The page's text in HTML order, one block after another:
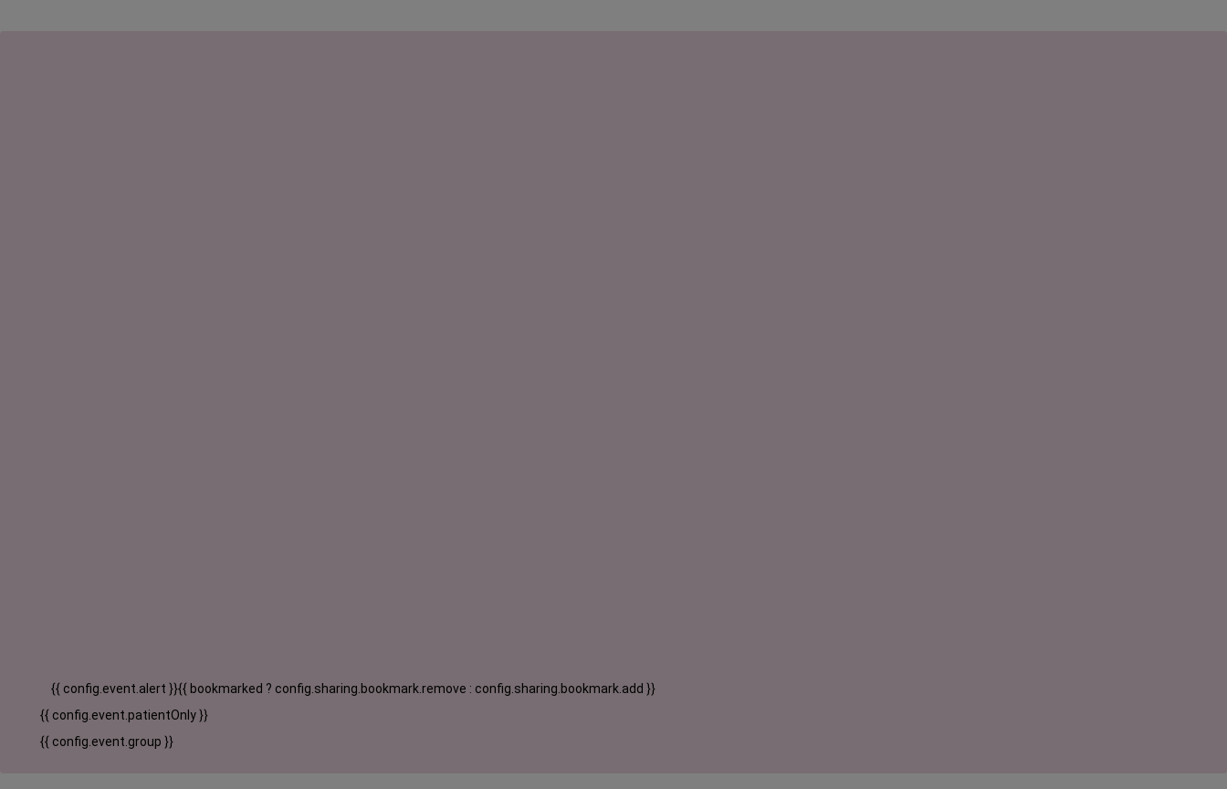
{{ config.event.alert }}{{ bookmarked ? config.sharing.bookmark.remove : config.sharing.bookmark.add }}
{{ config.event.patientOnly }}
{{ config.event.group }}